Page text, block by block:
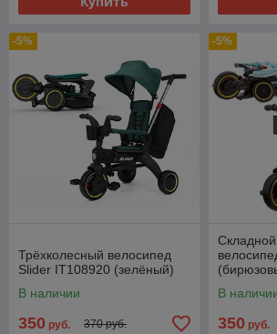
-5%
Трёхколесный велосипед
Slider IT108920 (зелёный)
В наличии
350 руб. 370 руб.
-5%
В
350 руб.